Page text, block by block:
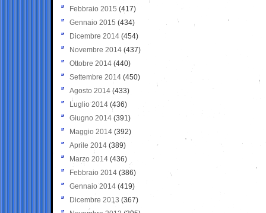
Febbraio 2015 (417)
Gennaio 2015 (434)
Dicembre 2014 (454)
Novembre 2014 (437)
Ottobre 2014 (440)
Settembre 2014 (450)
Agosto 2014 (433)
Luglio 2014 (436)
Giugno 2014 (391)
Maggio 2014 (392)
Aprile 2014 (389)
Marzo 2014 (436)
Febbraio 2014 (386)
Gennaio 2014 (419)
Dicembre 2013 (367)